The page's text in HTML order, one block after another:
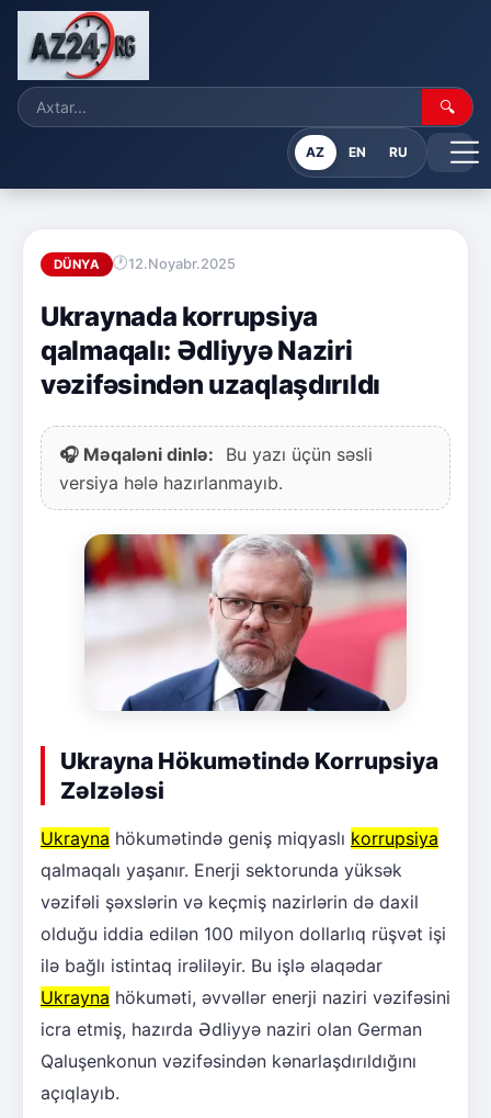
🔍
AZ EN RU
DÜNYA 12.Noyabr.2025
Ukraynada korrupsiya
qalmaqalı: Ədliyyə Naziri
vəzifəsindən uzaqlaşdırıldı
🎧 Məqaləni dinlə:
Bu yazı üçün səsli
versiya hələ hazırlanmayıb.
Ukrayna Hökumətində Korrupsiya
Zəlzələsi
Ukrayna hökumətində geniş miqyaslı korrupsiya
qalmaqalı yaşanır. Enerji sektorunda yüksək
vəzifəli şəxslərin və keçmiş nazirlərin də daxil
olduğu iddia edilən 100 milyon dollarlıq rüşvət işi
ilə bağlı istintaq irəliləyir. Bu işlə əlaqədar
Ukrayna hökuməti, əvvəllər enerji naziri vəzifəsini
icra etmiş, hazırda Ədliyyə naziri olan German
Qaluşenkonun vəzifəsindən kənarlaşdırıldığını
açıqlayıb.